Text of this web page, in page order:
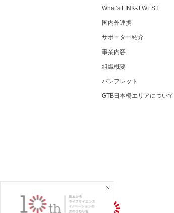
What’s LINK-J WEST
国内外連携
サポーター紹介
事業内容
組織概要
パンフレット
GTB日本橋エリアについて